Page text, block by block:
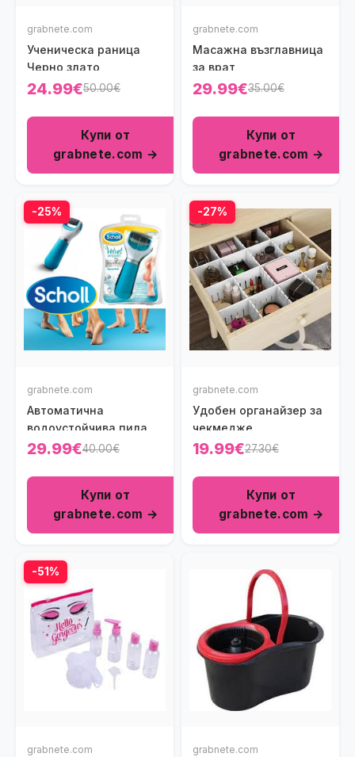
grabnete.com
Ученическа раница
Черно злато
24.99€50.00€
Купи от
grabnete.com →
grabnete.com
Масажна възглавница
за врат
29.99€35.00€
Купи от
grabnete.com →
-25%
grabnete.com
Автоматична
водоустойчива пила
за пети Step Pedi
29.99€40.00€
Купи от
grabnete.com →
-27%
grabnete.com
Удобен органайзер за
чекмедже
19.99€27.30€
Купи от
grabnete.com →
-51%
grabnete.com grabnete.com